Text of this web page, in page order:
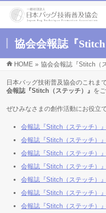
協会会報誌『
HOME » 協会会報誌『Stitch（
日本バッグ技術普及協会のこれま
会報誌『Stitch（ステッチ）』 を
ぜひみなさまの創作活動にお役立
会報誌『Stitch（ステッチ）
会報誌『Stitch（ステッチ）
会報誌『Stitch（ステッチ）
会報誌『Stitch（ステッチ）
会報誌『Stitch（ステッチ）
会報誌『Stitch（ステッチ）
会報誌『Stitch（ステッチ）